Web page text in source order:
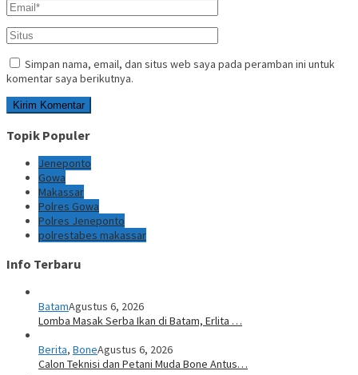
Simpan nama, email, dan situs web saya pada peramban ini untuk
komentar saya berikutnya.
Topik Populer
Jeneponto
Gowa
Makassar
Polres Gowa
Polres Jeneponto
polrestabes makassar
Info Terbaru
BatamAgustus 6, 2026
Lomba Masak Serba Ikan di Batam, Erlita …
Berita, BoneAgustus 6, 2026
Calon Teknisi dan Petani Muda Bone Antus…